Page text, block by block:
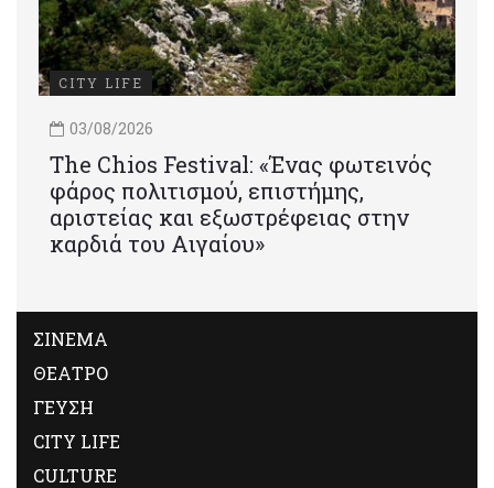
CITY LIFE
03/08/2026
Τhe Chios Festival: «Ένας φωτεινός
φάρος πολιτισμού, επιστήμης,
αριστείας και εξωστρέφειας στην
καρδιά του Αιγαίου»
ΣΙΝΕΜΑ
ΘΕΑΤΡΟ
ΓΕΥΣΗ
CITY LIFE
CULTURE